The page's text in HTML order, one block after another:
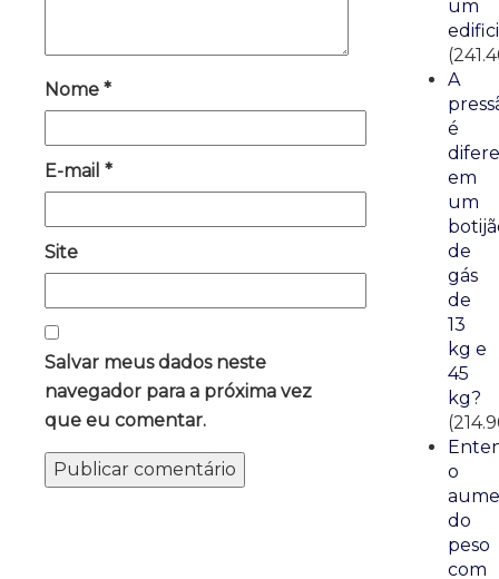
Nome *
E-mail *
Site
Salvar meus dados neste
navegador para a próxima vez
que eu comentar.
um
A
é
em
um
de
gás
de
13
kg e
45
kg?
o
do
peso
com